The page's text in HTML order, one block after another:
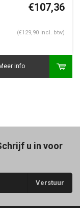
€107,36
(€129,90 Incl. btw)
info
u in voor
Verstuur